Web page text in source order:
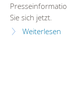
Sie sich jetzt.
Weiterlesen